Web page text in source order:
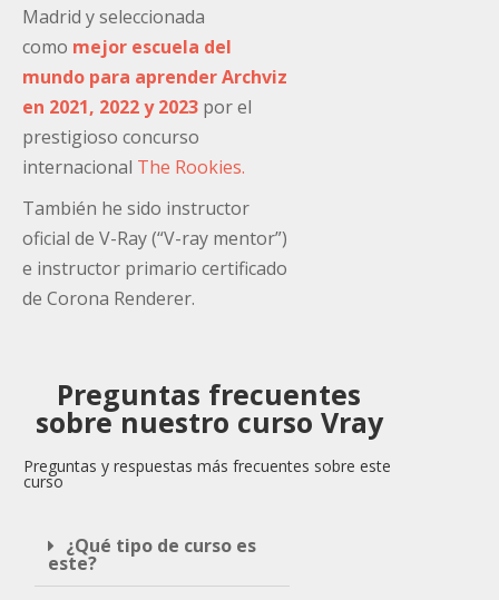
Madrid y seleccionada
como mejor escuela del
mundo para aprender Archviz
en 2021, 2022 y 2023 por el
prestigioso concurso
internacional The Rookies.
También he sido instructor
oficial de V-Ray (“V-ray mentor”)
e instructor primario certificado
de Corona Renderer.
Preguntas frecuentes
sobre nuestro curso Vray
Preguntas y respuestas más frecuentes sobre este
curso
¿Qué tipo de curso es
este?